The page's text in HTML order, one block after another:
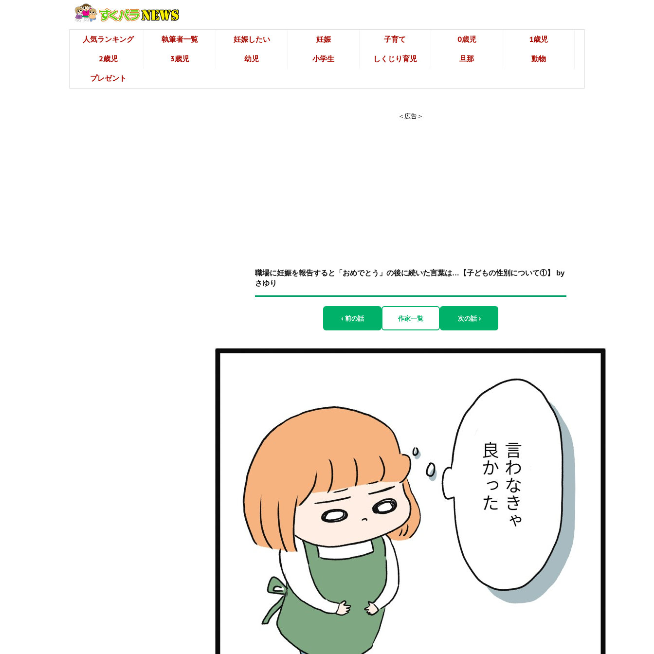
人気ランキング 執筆者一覧 妊娠したい 妊娠 子育て 0歳児 1歳児
2歳児 3歳児 幼児 小学生 しくじり育児 旦那 動物
プレゼント
＜広告＞
職場に妊娠を報告すると「おめでとう」の後に続いた言葉は…【子どもの性別について①】 by
さゆり
‹ 前の話 作家一覧 次の話 ›